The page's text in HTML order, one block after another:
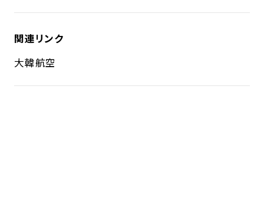
関連リンク
大韓航空